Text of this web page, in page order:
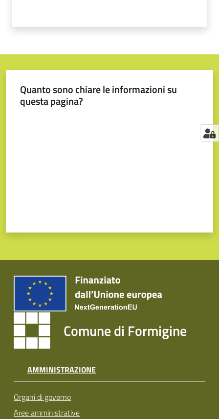
Quanto sono chiare le informazioni su
questa pagina?
Comune di Formigine
AMMINISTRAZIONE
Organi di governo
Aree amministrative